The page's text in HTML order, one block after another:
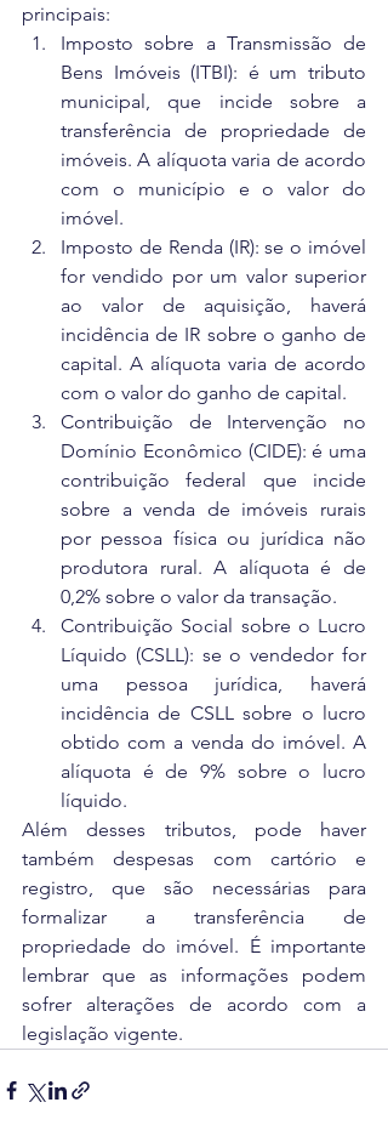
principais:
Imposto sobre a Transmissão de
Bens Imóveis (ITBI): é um tributo
municipal, que incide sobre a
transferência de propriedade de
imóveis. A alíquota varia de acordo
com o município e o valor do
imóvel.
Imposto de Renda (IR): se o imóvel
for vendido por um valor superior
ao valor de aquisição, haverá
incidência de IR sobre o ganho de
capital. A alíquota varia de acordo
com o valor do ganho de capital.
Contribuição de Intervenção no
Domínio Econômico (CIDE): é uma
contribuição federal que incide
sobre a venda de imóveis rurais
por pessoa física ou jurídica não
produtora rural. A alíquota é de
0,2% sobre o valor da transação.
Contribuição Social sobre o Lucro
Líquido (CSLL): se o vendedor for
uma pessoa jurídica, haverá
incidência de CSLL sobre o lucro
obtido com a venda do imóvel. A
alíquota é de 9% sobre o lucro
líquido.
Além desses tributos, pode haver
também despesas com cartório e
registro, que são necessárias para
formalizar a transferência de
propriedade do imóvel. É importante
lembrar que as informações podem
sofrer alterações de acordo com a
legislação vigente.